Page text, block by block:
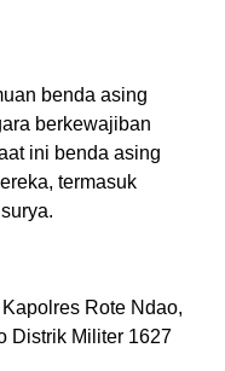
benda asing
berkewajiban
ini benda asing
termasuk
Rote Ndao,
Distrik Militer 1627